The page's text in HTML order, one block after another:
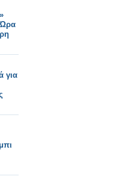
Ώρα
για